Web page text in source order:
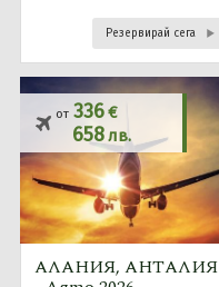
Резервирай сега
от 336€
658лв.
АЛАНИЯ, АНТАЛИЯ